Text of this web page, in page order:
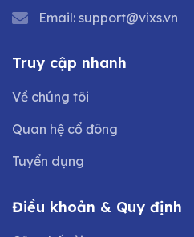
Email: support@vixs.vn
Truy cập nhanh
Về chúng tôi
Quan hệ cổ đông
Tuyển dụng
Điều khoản & Quy định